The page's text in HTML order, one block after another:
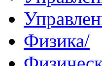
Физика/